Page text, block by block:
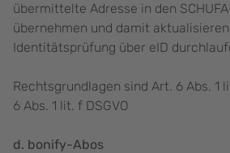
übermittelte Adresse in den
übernehmen und damit
Identitätsprüfung über eID
Rechtsgrundlagen sind Art. 6 Abs. 1
6 Abs. 1 lit. f DSGVO
d. bonify-Abos